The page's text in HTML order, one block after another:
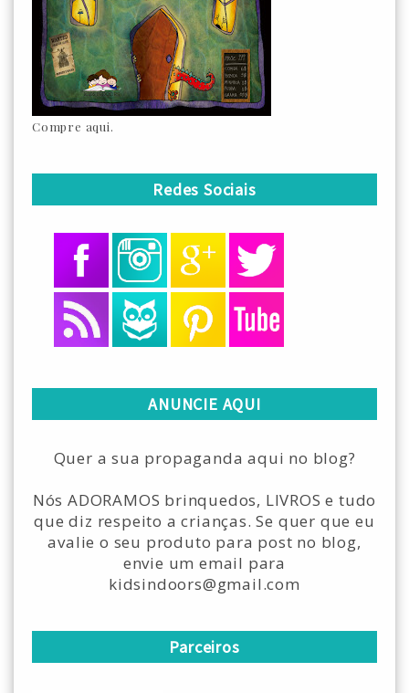
Compre aqui.
Redes Sociais
ANUNCIE AQUI
Quer a sua propaganda aqui no blog?
Nós ADORAMOS brinquedos, LIVROS e tudo
que diz respeito a crianças. Se quer que eu
avalie o seu produto para post no blog,
envie um email para
kidsindoors@gmail.com
Parceiros